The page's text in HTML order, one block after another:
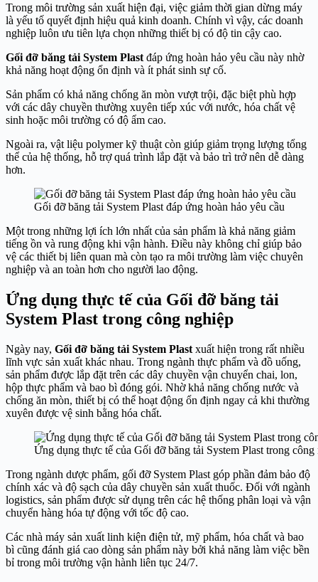
Trong môi trường sản xuất hiện đại, việc giảm thời gian dừng máy
là yếu tố quyết định hiệu quả kinh doanh. Chính vì vậy, các doanh
nghiệp luôn ưu tiên lựa chọn những thiết bị có độ tin cậy cao.
Gối đỡ băng tải System Plast đáp ứng hoàn hảo yêu cầu này nhờ
khả năng hoạt động ổn định và ít phát sinh sự cố.
Sản phẩm có khả năng chống ăn mòn vượt trội, đặc biệt phù hợp
với các dây chuyền thường xuyên tiếp xúc với nước, hóa chất vệ
sinh hoặc môi trường có độ ẩm cao.
Ngoài ra, vật liệu polymer kỹ thuật còn giúp giảm trọng lượng tổng
thể của hệ thống, hỗ trợ quá trình lắp đặt và bảo trì trở nên dễ dàng
hơn.
Gối đỡ băng tải System Plast đáp ứng hoàn hảo yêu cầu
Một trong những lợi ích lớn nhất của sản phẩm là khả năng giảm
tiếng ồn và rung động khi vận hành. Điều này không chỉ giúp bảo
vệ các thiết bị liên quan mà còn tạo ra môi trường làm việc chuyên
nghiệp và an toàn hơn cho người lao động.
Ứng dụng thực tế của Gối đỡ băng tải
System Plast trong công nghiệp
Ngày nay, Gối đỡ băng tải System Plast xuất hiện trong rất nhiều
lĩnh vực sản xuất khác nhau. Trong ngành thực phẩm và đồ uống,
sản phẩm được lắp đặt trên các dây chuyền vận chuyển chai, lon,
hộp thực phẩm và bao bì đóng gói. Nhờ khả năng chống nước và
chống ăn mòn, thiết bị có thể hoạt động ổn định ngay cả khi thường
xuyên được vệ sinh bằng hóa chất.
Ứng dụng thực tế của Gối đỡ băng tải System Plast trong công
Trong ngành dược phẩm, gối đỡ System Plast góp phần đảm bảo độ
chính xác và độ sạch của dây chuyền sản xuất thuốc. Đối với ngành
logistics, sản phẩm được sử dụng trên các hệ thống phân loại và vận
chuyển hàng hóa tự động với tốc độ cao.
Các nhà máy sản xuất linh kiện điện tử, mỹ phẩm, hóa chất và bao
bì cũng đánh giá cao dòng sản phẩm này bởi khả năng làm việc bền
bỉ trong môi trường vận hành liên tục 24/7.